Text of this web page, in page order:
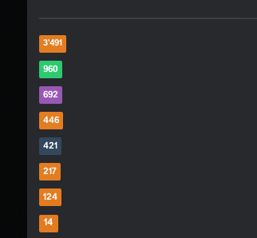
3٬491
960
692
446
421
217
124
14